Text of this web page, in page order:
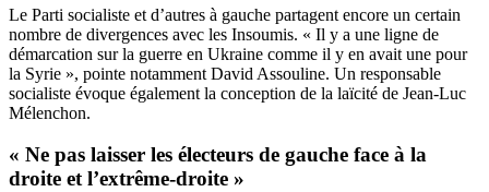
Le Parti socialiste et d’autres à gauche partagent encore un certain
nombre de divergences avec les Insoumis. « Il y a une ligne de
démarcation sur la guerre en Ukraine comme il y en avait une pour
la Syrie », pointe notamment David Assouline. Un responsable
socialiste évoque également la conception de la laïcité de Jean-Luc
Mélenchon.
« Ne pas laisser les électeurs de gauche face à la
droite et l’extrême-droite »